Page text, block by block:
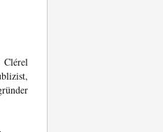
Clérel